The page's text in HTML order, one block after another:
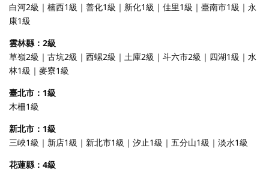
白河2級｜楠西1級｜善化1級｜新化1級｜佳里1級｜臺南市1級｜永
康1級
雲林縣：2級
草嶺2級｜古坑2級｜西螺2級｜土庫2級｜斗六市2級｜四湖1級｜水
林1級｜麥寮1級
臺北市：1級
木柵1級
新北市：1級
三峽1級｜新店1級｜新北市1級｜汐止1級｜五分山1級｜淡水1級
花蓮縣：4級